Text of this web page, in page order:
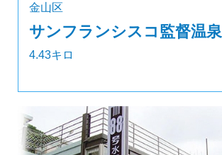
金山区
サンフランシスコ監督温泉
4.43キロ